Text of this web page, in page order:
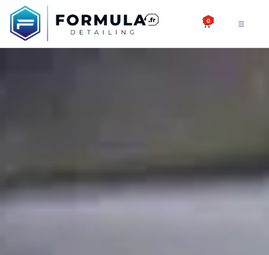
SE RENDRE AU CONTENU
0